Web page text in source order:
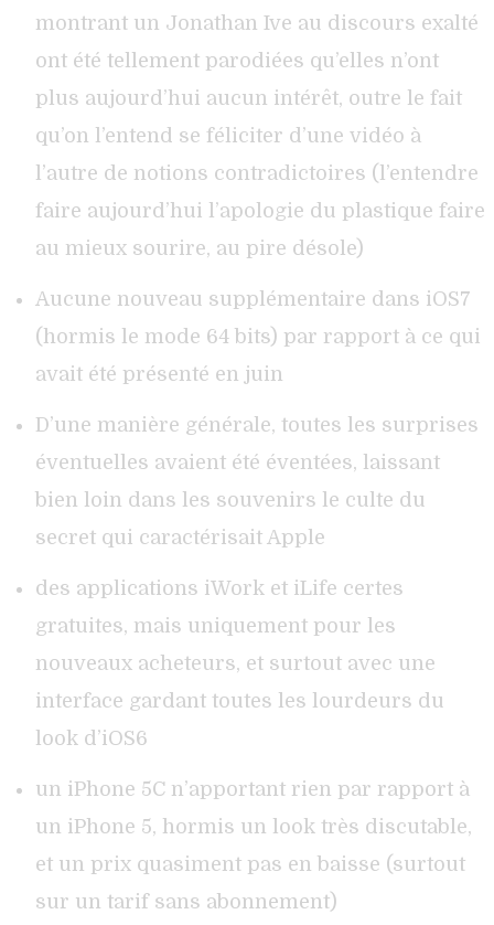
montrant un Jonathan Ive au discours exalté
ont été tellement parodiées qu’elles n’ont
plus aujourd’hui aucun intérêt, outre le fait
qu’on l’entend se féliciter d’une vidéo à
l’autre de notions contradictoires (l’entendre
faire aujourd’hui l’apologie du plastique faire
au mieux sourire, au pire désole)
Aucune nouveau supplémentaire dans iOS7
(hormis le mode 64 bits) par rapport à ce qui
avait été présenté en juin
D’une manière générale, toutes les surprises
éventuelles avaient été éventées, laissant
bien loin dans les souvenirs le culte du
secret qui caractérisait Apple
des applications iWork et iLife certes
gratuites, mais uniquement pour les
nouveaux acheteurs, et surtout avec une
interface gardant toutes les lourdeurs du
look d’iOS6
un iPhone 5C n’apportant rien par rapport à
un iPhone 5, hormis un look très discutable,
et un prix quasiment pas en baisse (surtout
sur un tarif sans abonnement)